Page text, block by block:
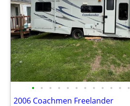
• • • • • • • • • • • •
2006 Coachmen Freelander